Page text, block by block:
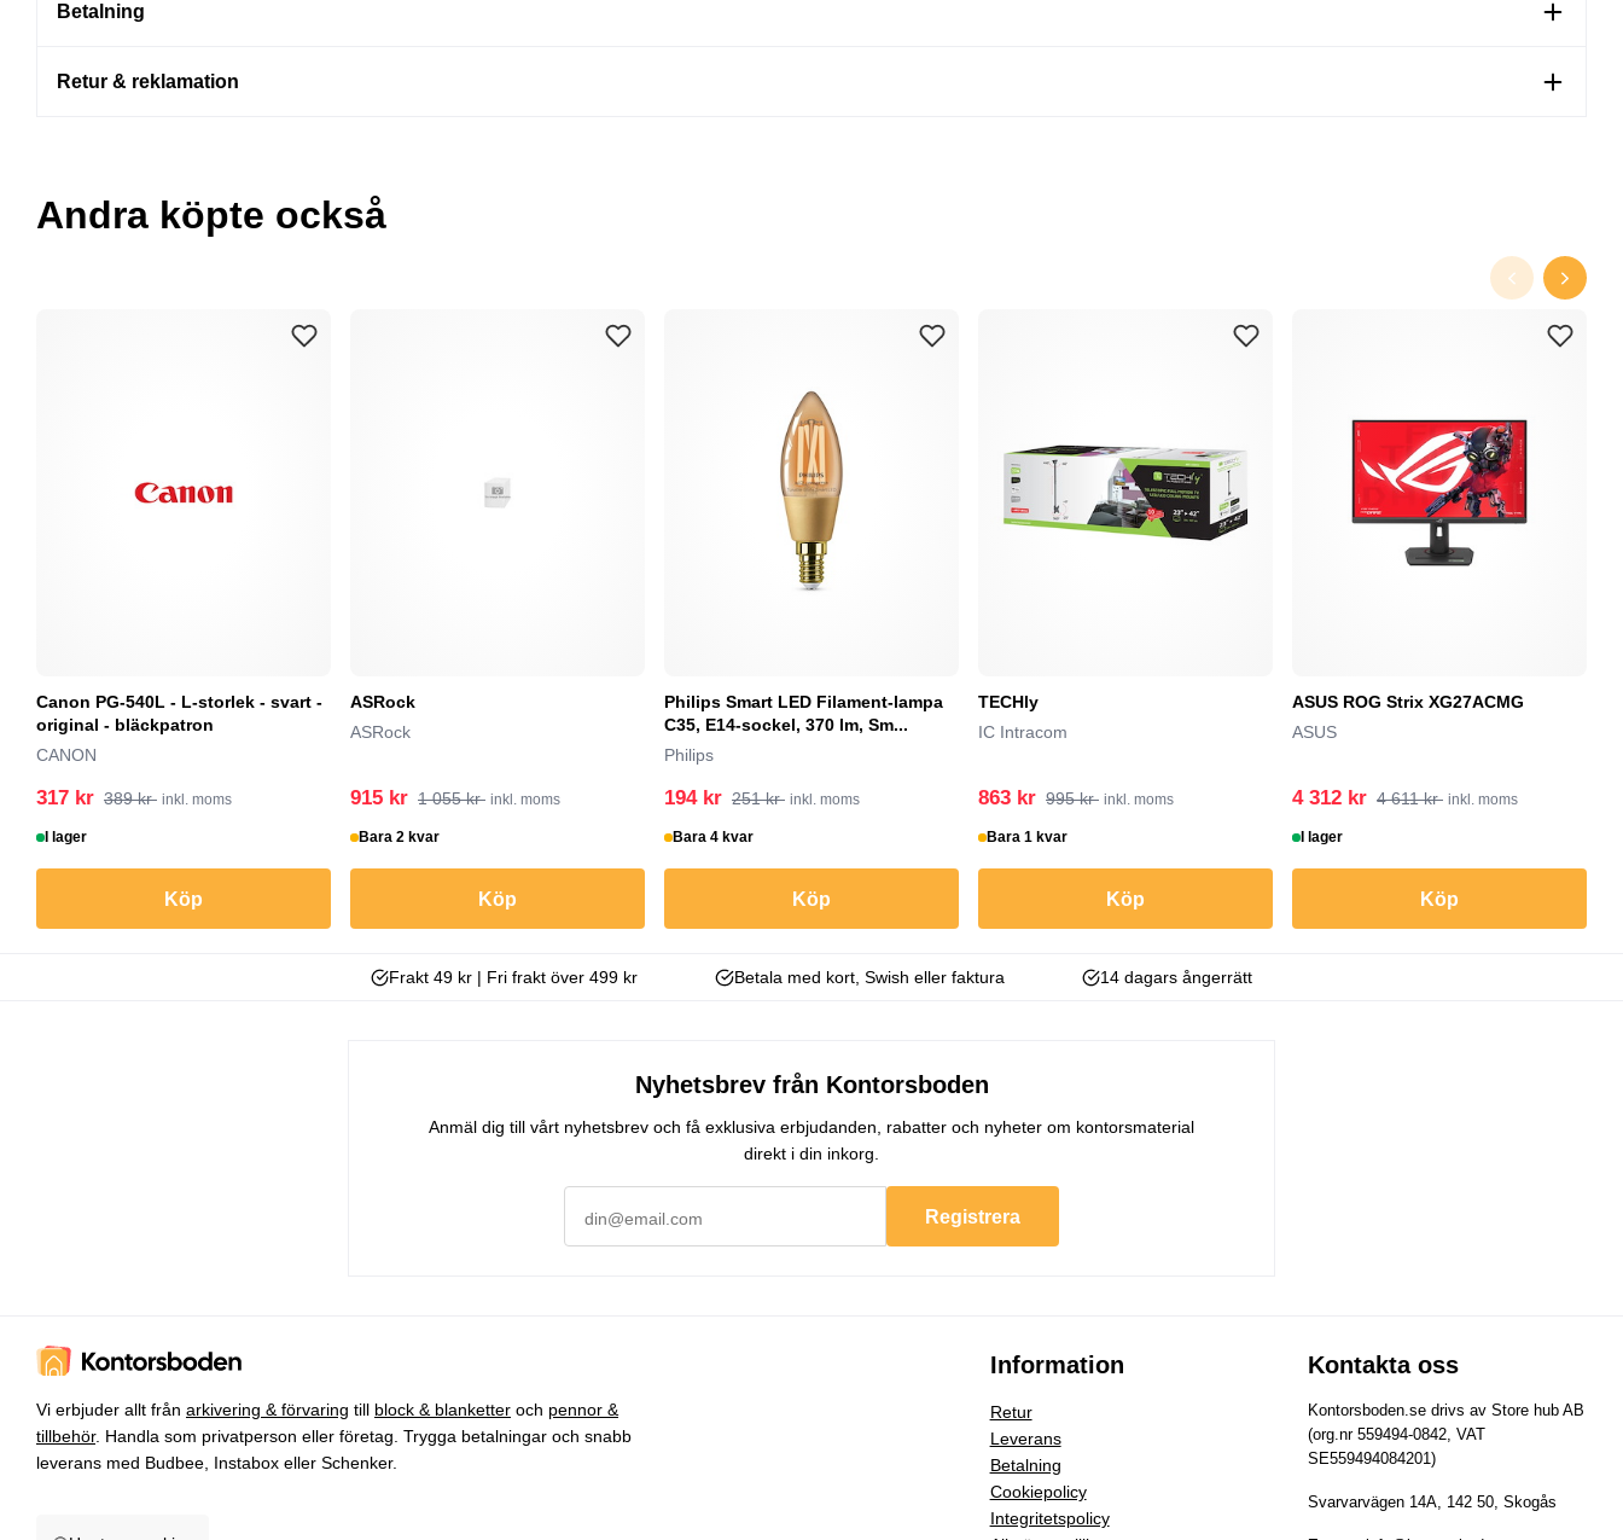
Betalning
Retur & reklamation
Andra köpte också
Canon PG-540L - L-storlek - svart -
original - bläckpatron
CANON
317 kr 389 kr inkl. moms
I lager
Köp
ASRock
ASRock
915 kr 1 055 kr inkl. moms
Bara 2 kvar
Köp
Philips Smart LED Filament-lampa
C35, E14-sockel, 370 lm, Sm...
Philips
194 kr 251 kr inkl. moms
Bara 4 kvar
Köp
TECHly
IC Intracom
863 kr 995 kr inkl. moms
Bara 1 kvar
Köp
ASUS ROG Strix XG27ACMG
ASUS
4 312 kr 4 611 kr inkl. moms
I lager
Köp
Frakt 49 kr | Fri frakt över 499 kr Betala med kort, Swish eller faktura 14 dagars ångerrätt
Nyhetsbrev från Kontorsboden
Anmäl dig till vårt nyhetsbrev och få exklusiva erbjudanden, rabatter och nyheter om kontorsmaterial
direkt i din inkorg.
Registrera
Vi erbjuder allt från arkivering & förvaring till block & blanketter och pennor &
tillbehör. Handla som privatperson eller företag. Trygga betalningar och snabb
leverans med Budbee, Instabox eller Schenker.
Information
Retur
Leverans
Betalning
Cookiepolicy
Integritetspolicy
Kontakta oss
Kontorsboden.se drivs av Store hub AB
(org.nr 559494-0842, VAT
SE559494084201)
Svarvarvägen 14A, 142 50, Skogås